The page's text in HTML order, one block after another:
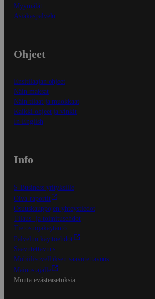
Myymälät
Asiakaspalvelu
Ohjeet
Ensitilaajan ohjeet
Näin maksat
Näin tilaat ja muokkaat
Kaikki ohjeet ja vinkit
In English
Info
S-Business yrityksille
Oiva-raportit
Osuuskauppojen yhteystiedot
Tilaus- ja toimitusehdot
Tietosuojakäytäntö
Palvelun käyttöehdot
Saavutettavuus
Mobiilisovelluksen saavutettavuus
Mainostajalle
Muuta evästeasetuksia